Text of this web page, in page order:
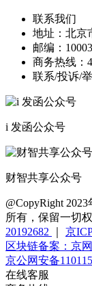
联系我们
地址： 北京
邮编：
商务热线：
联系/投诉/
i 发函公众号
财智共享公众号
@CopyRight
所有，保留一切
20192682
京
区块链备案：京
京公网安备
在线客服